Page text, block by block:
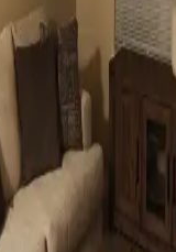
İçin Estetik ve
perde ve jaluzi
ve dekorasyon
jaluziler ve dekoratif
Perde ve
ve Fonksiyonel